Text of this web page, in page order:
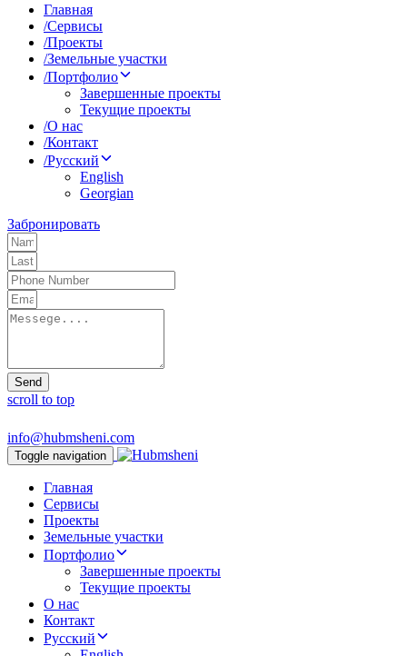
Главная
/Сервисы
/Проекты
/Земельные участки
/Портфолио
Завершенные проекты
Текущие проекты
/О нас
/Контакт
/Русский
English
Georgian
Забронировать
Send
scroll to top
info@hubmsheni.com
Toggle navigation
Главная
Сервисы
Проекты
Земельные участки
Портфолио
Завершенные проекты
Текущие проекты
О нас
Контакт
Русский